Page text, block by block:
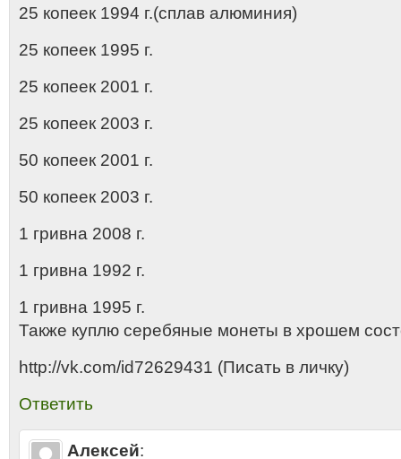
25 копеек 1994 г.(сплав алюминия)
25 копеек 1995 г.
25 копеек 2001 г.
25 копеек 2003 г.
50 копеек 2001 г.
50 копеек 2003 г.
1 гривна 2008 г.
1 гривна 1992 г.
1 гривна 1995 г.
Также куплю серебяные монеты в xрошем
http://vk.com/id72629431 (Писать в личку)
Ответить
Алексей: